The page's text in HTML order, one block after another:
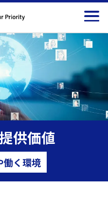
する
供価値
働く環境